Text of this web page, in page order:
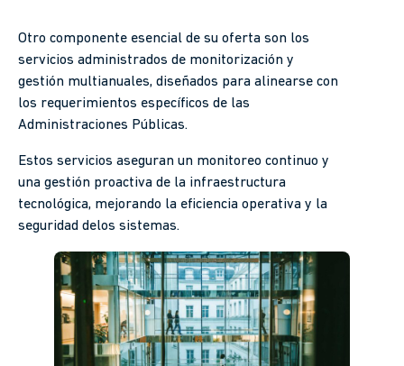
Otro componente esencial de su oferta son los
servicios administrados de monitorización y
gestión multianuales, diseñados para alinearse con
los requerimientos específicos de las
Administraciones Públicas.
Estos servicios aseguran un monitoreo continuo y
una gestión proactiva de la infraestructura
tecnológica, mejorando la eficiencia operativa y la
seguridad delos sistemas.